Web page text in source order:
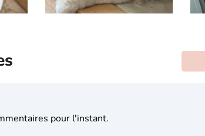
pour l'instant.